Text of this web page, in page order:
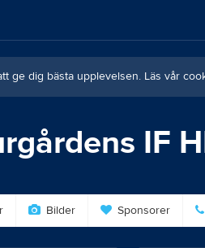
ge dig bästa upplevelsen. Läs vår
IF
Bilder Sponsorer